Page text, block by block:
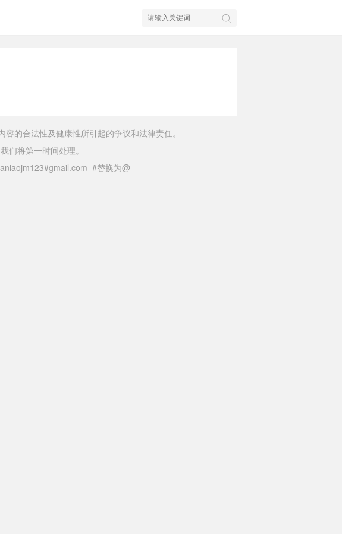
的合法性及健康性所引起的争议和法律责任。
们将第一时间处理。
#替换为@